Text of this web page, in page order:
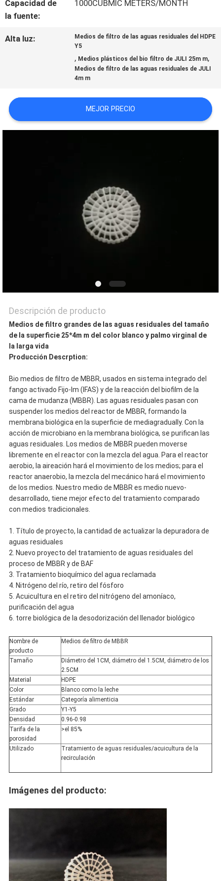
DEL
SITIO
Capacidad de
la fuente:
1000CUBMIC METERS/MONTH
Alta luz:
Medios de filtro de las aguas residuales del HDPE
Y5
, Medios plásticos del bio filtro de JULI 25m m,
Medios de filtro de las aguas residuales de JULI
4m m
MEJOR PRECIO
Descripción de producto
Medios de filtro grandes de las aguas residuales del tamaño
de la superficie 25*4m m del color blanco y palmo virginal de
la larga vida
Producción Descrption:
Bio medios de filtro de MBBR, usados en sistema integrado del
fango activado Fijo-lm (IFAS) y de la reacción del biofilm de la
cama de mudanza (MBBR). Las aguas residuales pasan con
suspender los medios del reactor de MBBR, formando la
membrana biológica en la superficie de mediagradually. Con la
acción de microbiano en la membrana biológica, se purifican las
aguas residuales. Los medios de MBBR pueden moverse
libremente en el reactor con la mezcla del agua. Para el reactor
aerobio, la aireación hará el movimiento de los medios; para el
reactor anaerobio, la mezcla del mecánico hará el movimiento
de los medios. Nuestro medio de MBBR es medio nuevo-
desarrollado, tiene mejor efecto del tratamiento comparado
con medios tradicionales.
1. Título de proyecto, la cantidad de actualizar la depuradora de
aguas residuales
2. Nuevo proyecto del tratamiento de aguas residuales del
proceso de MBBR y de BAF
3. Tratamiento bioquímico del agua reclamada
4. Nitrógeno del río, retiro del fósforo
5. Acuicultura en el retiro del nitrógeno del amoníaco,
purificación del agua
6. torre biológica de la desodorización del llenador biológico
Nombre de
producto
Medios de filtro de MBBR
Tamaño
Diámetro del 1CM, diámetro del 1.5CM, diámetro de los
2.5CM
Material
HDPE
Color
Blanco como la leche
Estándar
Categoría alimenticia
Grado
Y1-Y5
Densidad
0.96-0.98
Tarifa de la
porosidad
>el 85%
Utilizado
Tratamiento de aguas residuales/acuicultura de la
recirculación
Imágenes del producto: